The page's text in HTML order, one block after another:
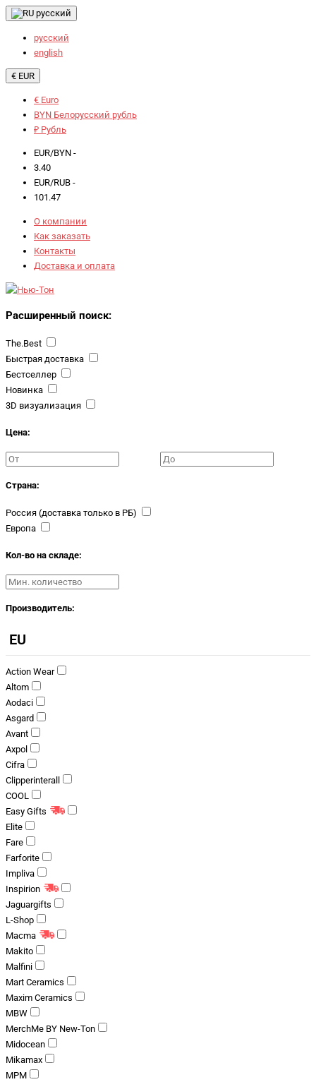
русский
русский
english
€ EUR
€ Euro
BYN Белорусский рубль
₽ Рубль
EUR/BYN -
3.40
EUR/RUB -
101.47
О компании
Как заказать
Контакты
Доставка и оплата
Расширенный поиск:
The.Best
Быстрая доставка
Бестселлер
Новинка
3D визуализация
Цена:
Страна:
Россия (доставка только в РБ)
Европа
Кол-во на складе:
Производитель:
EU
Action Wear
Altom
Aodaci
Asgard
Avant
Axpol
Cifra
Clipperinterall
COOL
Easy Gifts
Elite
Fare
Farforite
Impliva
Inspirion
Jaguargifts
L-Shop
Macma
Makito
Malfini
Mart Ceramics
Maxim Ceramics
MBW
MerchMe BY New-Ton
Midocean
Mikamax
MPM